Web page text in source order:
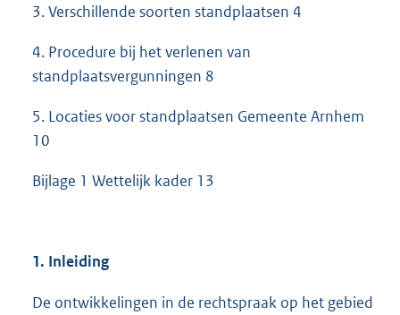
3. Verschillende soorten standplaatsen 4
4. Procedure bij het verlenen van
standplaatsvergunningen 8
5. Locaties voor standplaatsen Gemeente Arnhem
10
Bijlage 1 Wettelijk kader 13
1. Inleiding
De ontwikkelingen in de rechtspraak op het gebied